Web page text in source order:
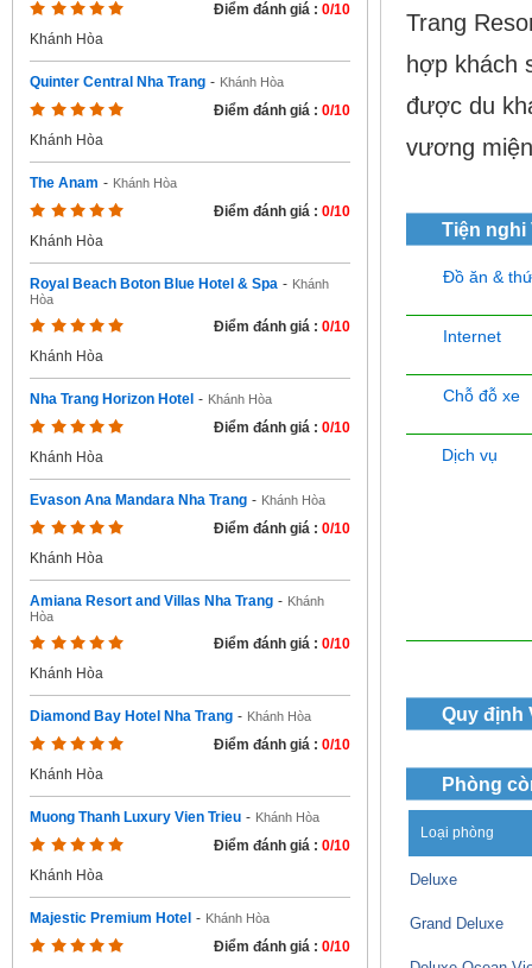
Điểm đánh giá : 0/10
Khánh Hòa
Quinter Central Nha Trang - Khánh Hòa
Điểm đánh giá : 0/10
Khánh Hòa
The Anam - Khánh Hòa
Điểm đánh giá : 0/10
Khánh Hòa
Royal Beach Boton Blue Hotel & Spa - Khánh
Hòa
Điểm đánh giá : 0/10
Khánh Hòa
Nha Trang Horizon Hotel - Khánh Hòa
Điểm đánh giá : 0/10
Khánh Hòa
Evason Ana Mandara Nha Trang - Khánh Hòa
Điểm đánh giá : 0/10
Khánh Hòa
Amiana Resort and Villas Nha Trang - Khánh
Hòa
Điểm đánh giá : 0/10
Khánh Hòa
Diamond Bay Hotel Nha Trang - Khánh Hòa
Điểm đánh giá : 0/10
Khánh Hòa
Muong Thanh Luxury Vien Trieu - Khánh Hòa
Điểm đánh giá : 0/10
Khánh Hòa
Majestic Premium Hotel - Khánh Hòa
Điểm đánh giá : 0/10
Trang
hợp khách
được du
vương
Tiện nghi
Đồ ăn &
Internet
Chỗ đỗ xe
Dịch vụ
Quy định
Phòng
Loại phòng
Deluxe
Grand Deluxe